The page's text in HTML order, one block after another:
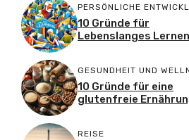
PERSÖNLICHE
10 Gründe für
Lebenslanges Lernen
GESUNDHEIT UND
10 Gründe für eine
glutenfreie
REISE